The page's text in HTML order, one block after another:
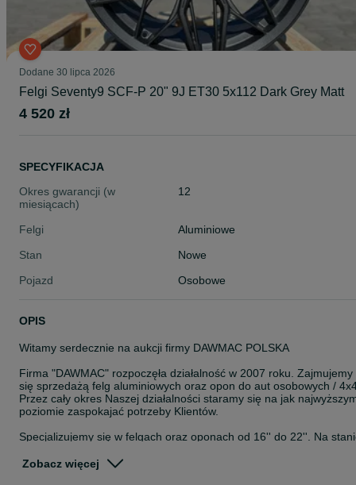
Dodane 30 lipca 2026
Felgi Seventy9 SCF-P 20" 9J ET30 5x112 Dark Grey Matt
4 520 zł
SPECYFIKACJA
Okres gwarancji (w
miesiącach)
12
Felgi
Aluminiowe
Stan
Nowe
Pojazd
Osobowe
OPIS
Witamy serdecznie na aukcji firmy DAWMAC POLSKA
Firma "DAWMAC" rozpoczęła działalność w 2007 roku. Zajmujemy
się sprzedażą felg aluminiowych oraz opon do aut osobowych /
Przez cały okres Naszej działalności staramy się na jak
poziomie zaspokajać potrzeby Klientów.
Specjalizujemy się w felgach oraz oponach od 16'' do 22''. Na
przedstawicielem takich Firm jak: ISPIRI, OEMS, VEEMANN,
Zobacz więcej